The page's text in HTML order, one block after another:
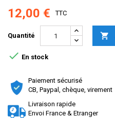
12,00 € TTC
Quantité 
 En stock
Paiement sécurisé
CB, Paypal, chèque, virement
Livraison rapide
Envoi France & Etranger